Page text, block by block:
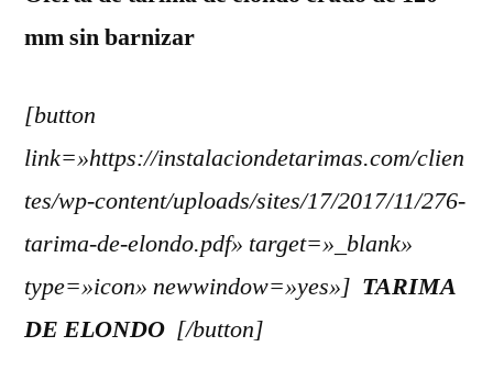
mm sin barnizar
[button
link=»https://instalaciondetarimas.com/clien
tes/wp-content/uploads/sites/17/2017/11/276-
tarima-de-elondo.pdf» target=»_blank»
type=»icon» newwindow=»yes»] TARIMA
DE ELONDO [/button]